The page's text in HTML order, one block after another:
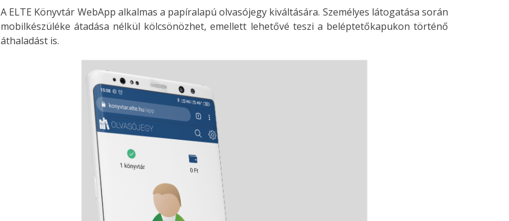
A ELTE Könyvtár WebApp alkalmas a papíralapú olvasójegy kiváltására. Személyes látogatása során
mobilkészüléke átadása nélkül kölcsönözhet, emellett lehetővé teszi a beléptetőkapukon történő
áthaladást is.